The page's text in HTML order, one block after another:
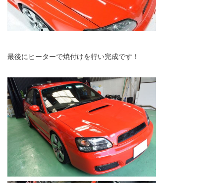
最後にヒーターで焼付けを行い完成です！